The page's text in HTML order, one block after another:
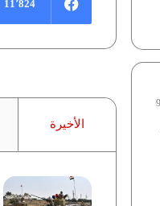
11٬824
الأخيرة